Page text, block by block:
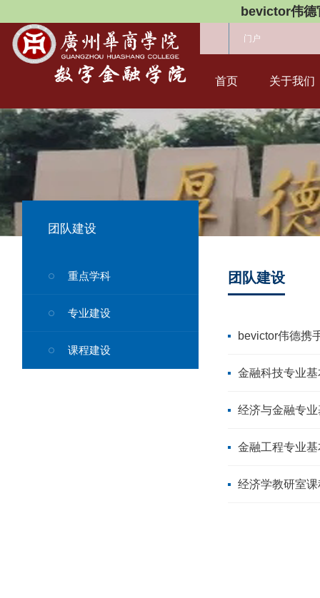
bevictor伟德
门户
首页 关于我们
团队建设
重点学科
专业建设
课程建设
团队建设
bevictor伟德携
金融科技专业
经济与金融专
金融工程专业
经济学教研室